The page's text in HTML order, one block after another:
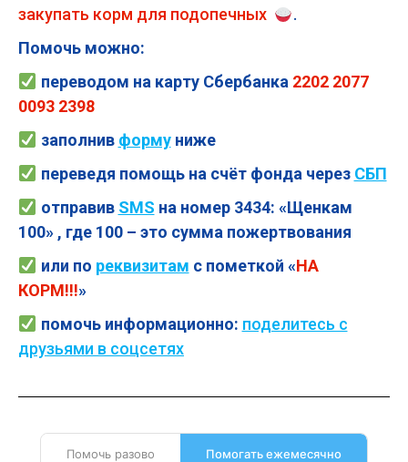
закупать корм для подопечных
.
Помочь можно:
переводом на карту Сбербанка 2202 2077
0093 2398
заполнив формуниже
переведя помощь на счёт фонда через СБП
отправив SMS на номер 3434: «Щенкам
100» , где 100 – это сумма пожертвования
или по реквизитам с пометкой «НА
КОРМ!!!»
помочь информационно: поделитесь с
друзьями в соцсетях
Помочь разово Помогать ежемесячно